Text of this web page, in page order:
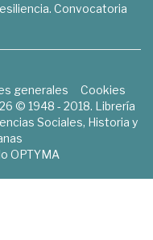
Convocatoria
generales
Cookies
© 1948 - 2018. Librería
Sociales, Historia y
OPTYMA